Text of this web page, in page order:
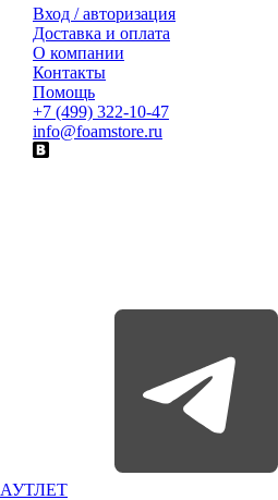
Вход / авторизация
Доставка и оплата
О компании
Контакты
Помощь
+7 (499) 322-10-47
info@foamstore.ru
АУТЛЕТ